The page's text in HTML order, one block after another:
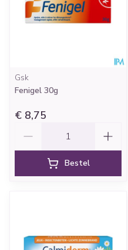
Gsk
Fenigel 30g
€ 8,75
Bestel